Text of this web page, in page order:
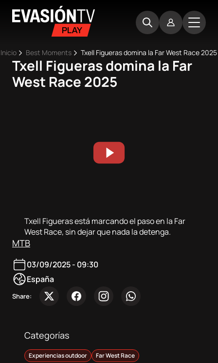
Ruta
de
navegación
Inicio Best Moments Txell Figueras domina la Far West Race 2025
Txell Figueras domina la Far
West Race 2025
Txell Figueras está marcando el paso en la Far
West Race, sin dejar que nada la detenga.
MTB
03/09/2025 - 09:30
España
Share:
Categorías
Experiencias outdoor Far West Race
Main
navigation
Inicio
Sobre
nosotros
Contacta
Atletas